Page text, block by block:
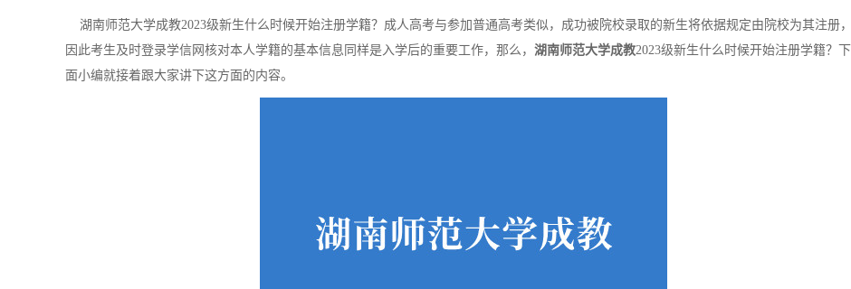
湖南师范大学成教2023级新生什么时候开始注册学籍？成人高考与参加普通高考类似，成功被院校录取的新生将依据规定由院校为其注册，
因此考生及时登录学信网核对本人学籍的基本信息同样是入学后的重要工作，那么， 湖南师范大学成教2023级新生什么时候开始注册学籍？下
面小编就接着跟大家讲下这方面的内容。